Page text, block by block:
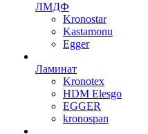
ЛМДФ
Kronostar
Kastamonu
Egger
Ламинат
Kronotex
HDM Elesgo
EGGER
kronospan